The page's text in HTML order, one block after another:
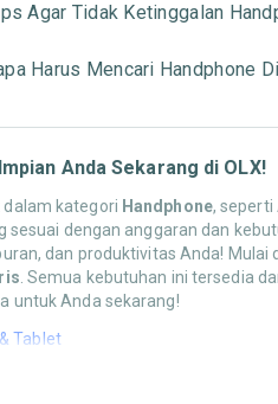
Agar Tidak Ketinggalan
Harus Mencari Handphone
Anda Sekarang di OLX!
kategori Handphone, seperti
sesuai dengan anggaran dan
dan produktivitas Anda! Mulai
. Semua kebutuhan ini tersedia
untuk Anda sekarang!
Tablet